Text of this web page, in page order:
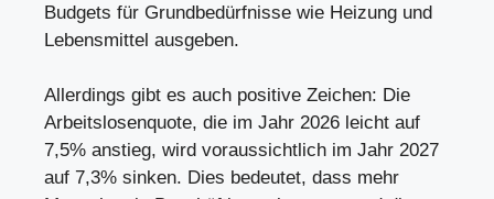
Budgets für Grundbedürfnisse wie Heizung und
Lebensmittel ausgeben.
Allerdings gibt es auch positive Zeichen: Die
Arbeitslosenquote, die im Jahr 2026 leicht auf
7,5% anstieg, wird voraussichtlich im Jahr 2027
auf 7,3% sinken. Dies bedeutet, dass mehr